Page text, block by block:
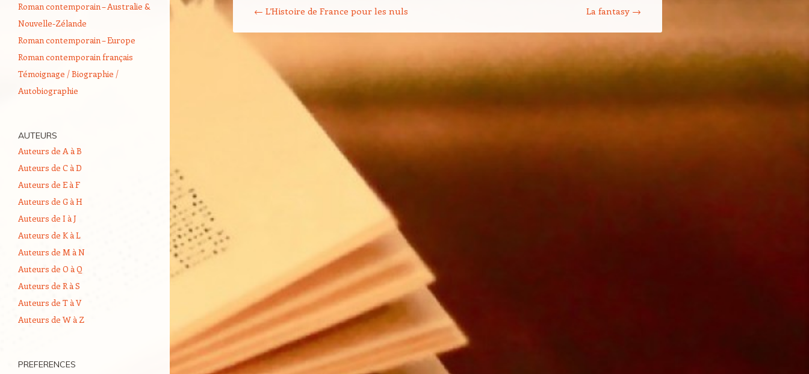
← L’Histoire de France pour les nuls La fantasy →
Roman contemporain – Australie &
Nouvelle-Zélande
Roman contemporain – Europe
Roman contemporain français
Témoignage / Biographie /
Autobiographie
AUTEURS
Auteurs de A à B
Auteurs de C à D
Auteurs de E à F
Auteurs de G à H
Auteurs de I à J
Auteurs de K à L
Auteurs de M à N
Auteurs de O à Q
Auteurs de R à S
Auteurs de T à V
Auteurs de W à Z
PREFERENCES